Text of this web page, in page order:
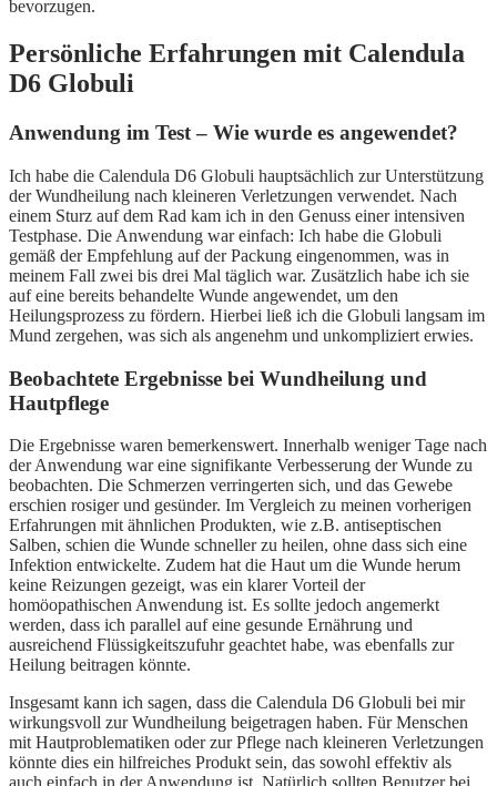
bevorzugen.
Persönliche Erfahrungen mit Calendula
D6 Globuli
Anwendung im Test – Wie wurde es angewendet?
Ich habe die Calendula D6 Globuli hauptsächlich zur Unterstützung
der Wundheilung nach kleineren Verletzungen verwendet. Nach
einem Sturz auf dem Rad kam ich in den Genuss einer intensiven
Testphase. Die Anwendung war einfach: Ich habe die Globuli
gemäß der Empfehlung auf der Packung eingenommen, was in
meinem Fall zwei bis drei Mal täglich war. Zusätzlich habe ich sie
auf eine bereits behandelte Wunde angewendet, um den
Heilungsprozess zu fördern. Hierbei ließ ich die Globuli langsam im
Mund zergehen, was sich als angenehm und unkompliziert erwies.
Beobachtete Ergebnisse bei Wundheilung und
Hautpflege
Die Ergebnisse waren bemerkenswert. Innerhalb weniger Tage nach
der Anwendung war eine signifikante Verbesserung der Wunde zu
beobachten. Die Schmerzen verringerten sich, und das Gewebe
erschien rosiger und gesünder. Im Vergleich zu meinen vorherigen
Erfahrungen mit ähnlichen Produkten, wie z.B. antiseptischen
Salben, schien die Wunde schneller zu heilen, ohne dass sich eine
Infektion entwickelte. Zudem hat die Haut um die Wunde herum
keine Reizungen gezeigt, was ein klarer Vorteil der
homöopathischen Anwendung ist. Es sollte jedoch angemerkt
werden, dass ich parallel auf eine gesunde Ernährung und
ausreichend Flüssigkeitszufuhr geachtet habe, was ebenfalls zur
Heilung beitragen könnte.
Insgesamt kann ich sagen, dass die Calendula D6 Globuli bei mir
wirkungsvoll zur Wundheilung beigetragen haben. Für Menschen
mit Hautproblematiken oder zur Pflege nach kleineren Verletzungen
könnte dies ein hilfreiches Produkt sein, das sowohl effektiv als